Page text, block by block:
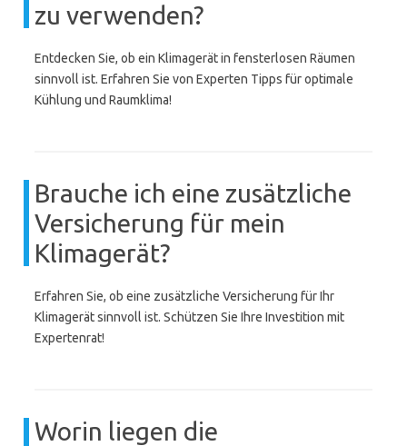
zu verwenden?
Entdecken Sie, ob ein Klimagerät in fensterlosen Räumen
sinnvoll ist. Erfahren Sie von Experten Tipps für optimale
Kühlung und Raumklima!
Brauche ich eine zusätzliche
Versicherung für mein
Klimagerät?
Erfahren Sie, ob eine zusätzliche Versicherung für Ihr
Klimagerät sinnvoll ist. Schützen Sie Ihre Investition mit
Expertenrat!
Worin liegen die